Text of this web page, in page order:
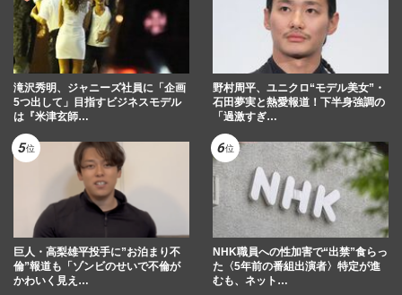
滝沢秀明、ジャニーズ社員に「企画
5つ出して」目指すビジネスモデル
は『米津玄師…
野村周平、ユニクロ“モデル美女”・
石田夢実と熱愛報道！下半身強調の
「過激すぎ…
巨人・高梨雄平投手に”お泊まり不
倫”報道も「ゾンビのせいで不倫が
かわいく見え…
NHK職員への性加害で“出禁”食らっ
た〈5年前の番組出演者〉特定が進
むも、ネット…